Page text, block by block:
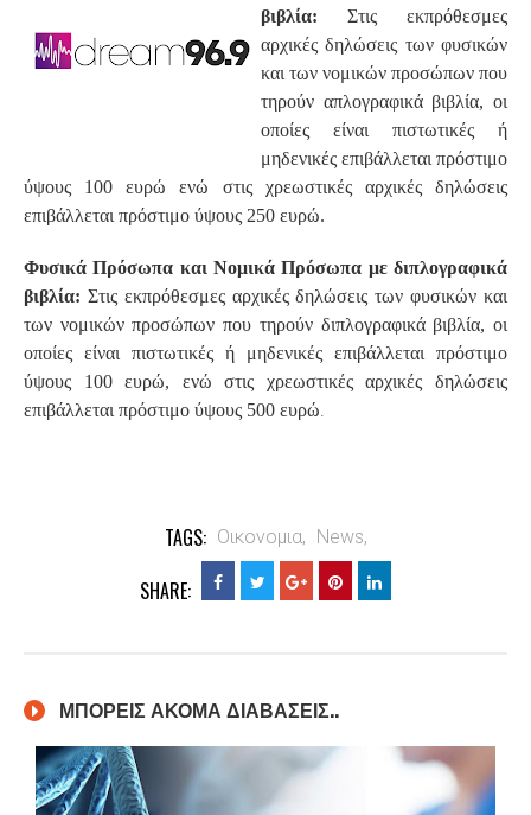
βιβλία: Στις εκπρόθεσμες
αρχικές δηλώσεις των φυσικών
και των νομικών προσώπων που
τηρούν απλογραφικά βιβλία, οι
οποίες είναι πιστωτικές ή
μηδενικές επιβάλλεται πρόστιμο
ύψους 100 ευρώ ενώ στις χρεωστικές αρχικές δηλώσεις
επιβάλλεται πρόστιμο ύψους 250 ευρώ.
Φυσικά Πρόσωπα και Νομικά Πρόσωπα με διπλογραφικά
βιβλία: Στις εκπρόθεσμες αρχικές δηλώσεις των φυσικών και
των νομικών προσώπων που τηρούν διπλογραφικά βιβλία, οι
οποίες είναι πιστωτικές ή μηδενικές επιβάλλεται πρόστιμο
ύψους 100 ευρώ, ενώ στις χρεωστικές αρχικές δηλώσεις
επιβάλλεται πρόστιμο ύψους 500 ευρώ.
TAGS: Οικονομια, News,
SHARE:
ΜΠΟΡΕΙΣ ΑΚΟΜΑ ΔΙΑΒΑΣΕΙΣ..